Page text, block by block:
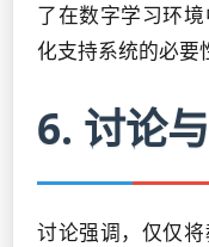
了在数字学习环
化支持系统的必要
6. 讨论
讨论强调，仅仅